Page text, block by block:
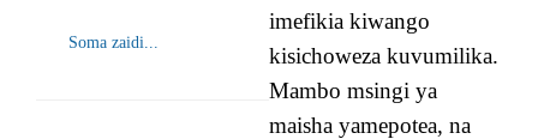
Soma zaidi...
imefikia kiwango
kisichoweza kuvumilika.
Mambo msingi ya
maisha yamepotea, na